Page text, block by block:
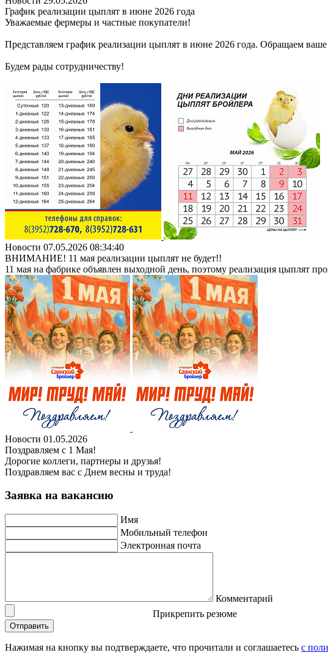
График реализации цыплят в июне 2026 года
Уважаемые фермеры и частные покупатели!
Представляем график реализации цыплят в июне 2026 года. Обращаем
Будем рады сотрудничеству!
Новости 07.05.2026 08:34:40
ВНИМАНИЕ! 11 мая реализации цыплят не будет!!
11 мая на фабрике объявлен выходной день, поэтому реализация цыплят
Новости 01.05.2026
Поздравляем с 1 Мая!
Дорогие коллеги, партнеры и друзья!
Поздравляем вас с Днем весны и труда!
Заявка на вакансию
Имя
Мобильный телефон
Электронная почта
Комментарий
Прикрепить резюме
Нажимая на кнопку вы подтверждаете, что прочитали и соглашаетесь с